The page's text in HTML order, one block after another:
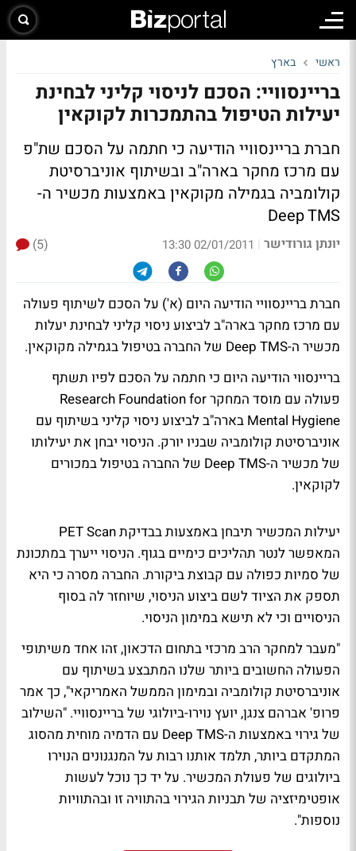
ראשי בארץ
בריינסוויי: הסכם לניסוי קליני לבחינת
יעילות הטיפול בהתמכרות לקוקאין
חברת בריינסוויי הודיעה כי חתמה על הסכם שת"פ
עם מרכז מחקר בארה"ב ובשיתוף אוניברסיטת
קולומביה בגמילה מקוקאין באמצעות מכשיר ה-
Deep TMS
יונתן גורודישר |
02/01/2011 13:30
(5)
חברת בריינסוויי הודיעה היום (א') על הסכם לשיתוף פעולה
עם מרכז מחקר בארה"ב לביצוע ניסוי קליני לבחינת יעלות
מכשיר ה-Deep TMS של החברה בטיפול בגמילה מקוקאין.
בריינסווי הודיעה היום כי חתמה על הסכם לפיו תשתף
פעולה עם מוסד המחקר Research Foundation for
Mental Hygiene בארה"ב לביצוע ניסוי קליני בשיתוף עם
אוניברסיטת קולומביה שבניו יורק. הניסוי יבחן את יעילותו
של מכשיר ה-Deep TMS של החברה בטיפול במכורים
לקוקאין.
יעילות המכשיר תיבחן באמצעות בבדיקת PET Scan
המאפשר לנטר תהליכים כימיים בגוף. הניסוי ייערך במתכונת
של סמיות כפולה עם קבוצת ביקורת. החברה מסרה כי היא
תספק את הציוד לשם ביצוע הניסוי, שיוחזר לה בסוף
הניסויים וכי לא תישא במימון הניסוי.
"מעבר למחקר הרב מרכזי בתחום הדכאון, זהו אחד משיתופי
הפעולה החשובים ביותר שלנו המתבצע בשיתוף עם
אוניברסיטת קולומביה ובמימון הממשל האמריקאי", כך אמר
פרופ' אברהם צנגן, יועץ נוירו-ביולוגי של בריינסוויי. "השילוב
של גירוי באמצעות ה-Deep TMS עם הדמיה מוחית מהסוג
המתקדם ביותר, תלמד אותנו רבות על המנגנונים הנוירו
ביולוגים של פעולת המכשיר. על יד כך נוכל לעשות
אופטימיזציה של תבניות הגירוי בהתוויה זו ובהתוויות
נוספות".